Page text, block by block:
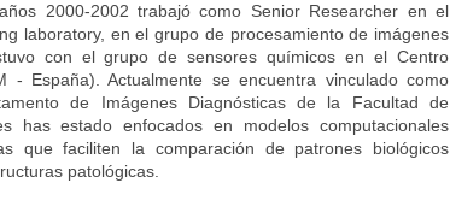
2000-2002 trabajó como Senior Researcher en el
laboratory, en el grupo de procesamiento de imágenes
con el grupo de sensores químicos en el Centro
- España). Actualmente se encuentra vinculado como
de Imágenes Diagnósticas de la Facultad de
has estado enfocados en modelos computacionales
que faciliten la comparación de patrones biológicos
patológicas.